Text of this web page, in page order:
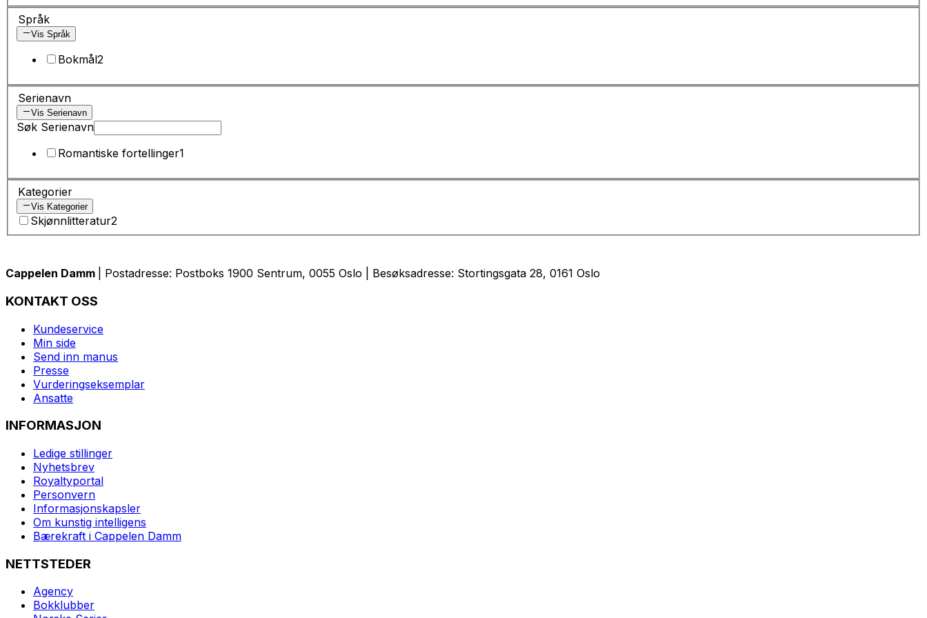
Språk
Vis Språk
Bokmål2
Serienavn
Vis Serienavn
Søk Serienavn
Romantiske fortellinger1
Kategorier
Vis Kategorier
Skjønnlitteratur2
Cappelen Damm | Postadresse: Postboks 1900 Sentrum, 0055 Oslo | Besøksadresse: Stortingsgata 28, 0161 Oslo
KONTAKT OSS
Kundeservice
Min side
Send inn manus
Presse
Vurderingseksemplar
Ansatte
INFORMASJON
Ledige stillinger
Nyhetsbrev
Royaltyportal
Personvern
Informasjonskapsler
Om kunstig intelligens
Bærekraft i Cappelen Damm
NETTSTEDER
Agency
Bokklubber